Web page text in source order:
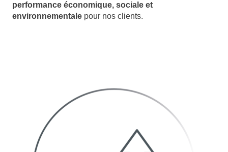
performance économique, sociale et
environnementale pour nos clients.